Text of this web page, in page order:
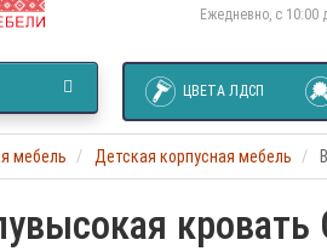
Ежедневно, с 10:00
ЦВЕТА ЛДСП
мебель Детская корпусная мебель